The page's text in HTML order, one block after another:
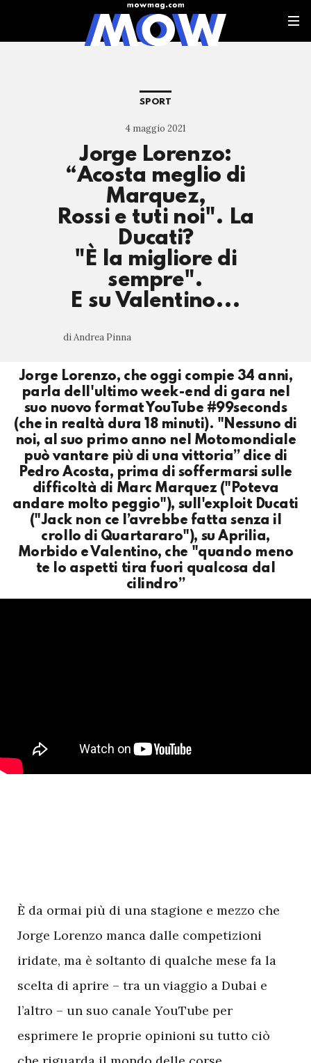
SPORT
4 maggio 2021
Jorge Lorenzo:
“Acosta meglio di
Marquez,
Rossi e tuti noi". La
Ducati?
"È la migliore di
sempre".
E su Valentino...
di Andrea Pinna
Jorge Lorenzo, che oggi compie 34 anni,
parla dell'ultimo week-end di gara nel
suo nuovo format YouTube #99seconds
(che in realtà dura 18 minuti). "Nessuno di
noi, al suo primo anno nel Motomondiale
può vantare più di una vittoria” dice di
Pedro Acosta, prima di soffermarsi sulle
difficoltà di Marc Marquez ("Poteva
andare molto peggio"), sull'exploit Ducati
("Jack non ce l’avrebbe fatta senza il
crollo di Quartararo"), su Aprilia,
Morbido e Valentino, che "quando meno
te lo aspetti tira fuori qualcosa dal
cilindro”
È da ormai più di una stagione e mezzo che
Jorge Lorenzo manca dalle competizioni
iridate, ma è soltanto di qualche mese fa la
scelta di aprire – tra un viaggio a Dubai e
l’altro – un suo canale YouTube per
esprimere le proprie opinioni su tutto ciò